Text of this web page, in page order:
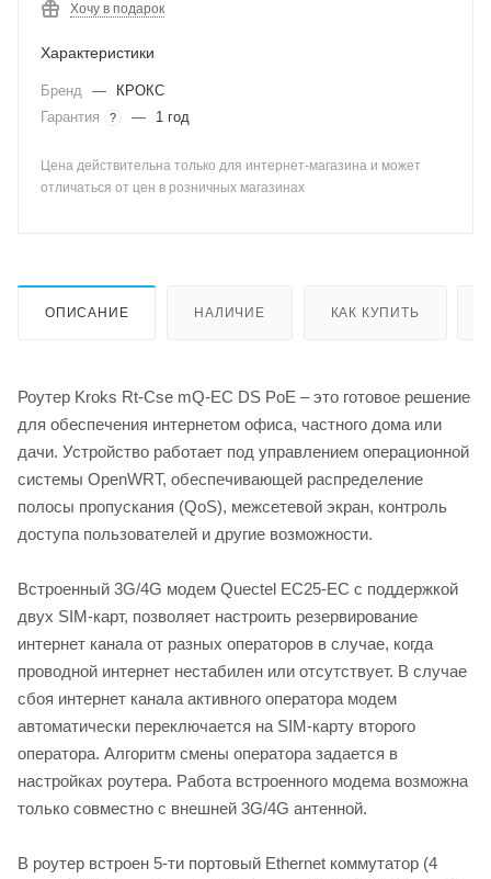
Хочу в подарок
Характеристики
Бренд —
КРОКС
Гарантия
? — 1 год
Цена действительна только для интернет-магазина и может
отличаться от цен в розничных магазинах
ОПИСАНИЕ НАЛИЧИЕ КАК КУПИТЬ
Роутер Kroks Rt-Cse mQ-EC DS PoE – это готовое решение
для обеспечения интернетом офиса, частного дома или
дачи. Устройство работает под управлением операционной
системы OpenWRT, обеспечивающей распределение
полосы пропускания (QoS), межсетевой экран, контроль
доступа пользователей и другие возможности.
Встроенный 3G/4G модем Quectel EC25-EC с поддержкой
двух SIM-карт, позволяет настроить резервирование
интернет канала от разных операторов в случае, когда
проводной интернет нестабилен или отсутствует. В случае
сбоя интернет канала активного оператора модем
автоматически переключается на SIM-карту второго
оператора. Алгоритм смены оператора задается в
настройках роутера. Работа встроенного модема возможна
только совместно с внешней 3G/4G антенной.
В роутер встроен 5-ти портовый Ethernet коммутатор (4